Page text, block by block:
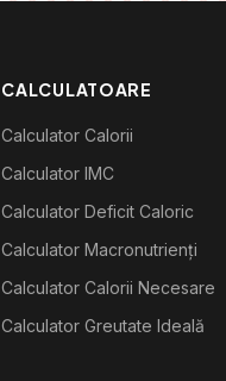
CALCULATOARE
Calculator Calorii
Calculator IMC
Calculator Deficit Caloric
Calculator Macronutrienți
Calculator Calorii Necesare
Calculator Greutate Ideală